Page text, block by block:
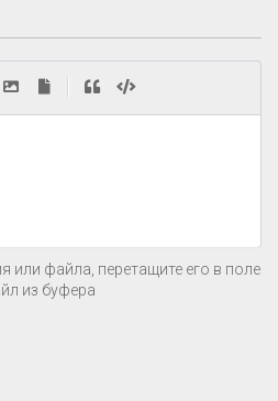
или файла, перетащите его в поле
из буфера